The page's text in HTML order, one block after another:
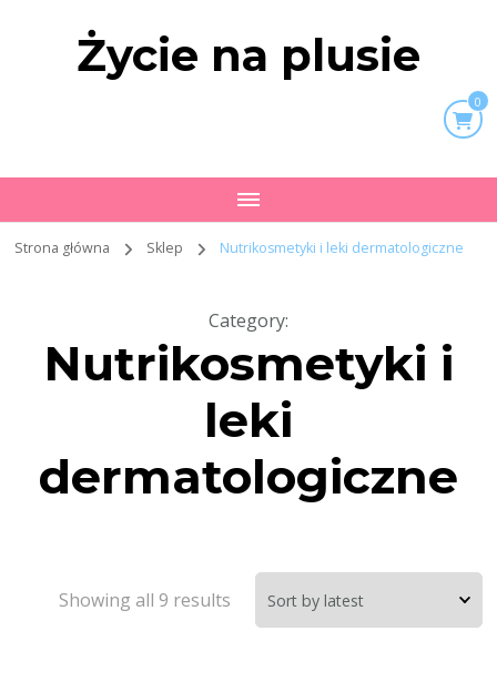
Życie na plusie
0
Strona główna Sklep Nutrikosmetyki i leki dermatologiczne
Category:
Nutrikosmetyki i
leki
dermatologiczne
Showing all 9 results